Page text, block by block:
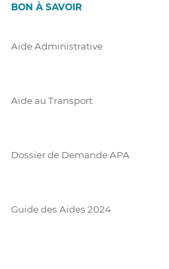
BON À SAVOIR
Aide Administrative
Aide au Transport
Dossier de Demande APA
Guide des Aides 2024